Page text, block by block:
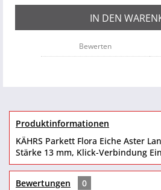
IN DEN
Bewerten
Produktinformationen
KÄHRS Parkett Flora Eiche Aster
Stärke 13 mm, Klick-Verbindung
Bewertungen
0